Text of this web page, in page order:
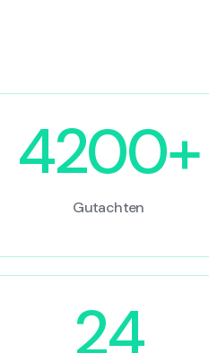
4200+
Gutachten
24